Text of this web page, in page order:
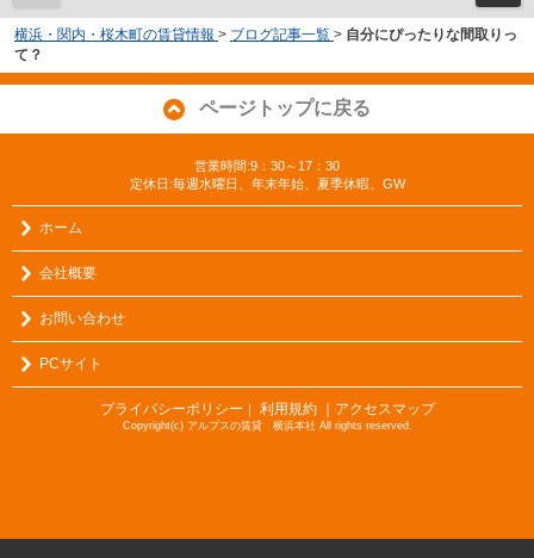
横浜・関内・桜木町の賃貸情報 > ブログ記事一覧 > 自分にぴったりな間取りっ
て？
ページトップに戻る
営業時間:9：30～17：30
定休日:毎週水曜日、年末年始、夏季休暇、GW
ホーム
会社概要
お問い合わせ
PCサイト
プライバシーポリシー ｜ 利用規約 ｜アクセスマップ
Copyright(c) アルプスの賃貸 横浜本社 All rights reserved.